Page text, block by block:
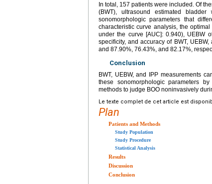
In total, 157 patients were included. Of
(BWT), ultrasound estimated
sonomorphologic parameters that
characteristic curve analysis, the
under the curve [AUC]: 0.940), UEBW
specificity, and accuracy of BWT,
and 87.90%, 76.43%, and 82.17%,
Conclusion
BWT, UEBW, and IPP measurements
these sonomorphologic parameters
methods to judge BOO noninvasively
Le texte complet de cet article est
Plan
Patients and Methods
Study Population
Study Procedure
Statistical Analysis
Results
Discussion
Conclusion